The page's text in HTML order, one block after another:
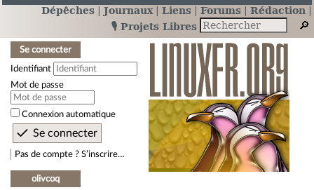
Dépêches Journaux Liens Forums
Rédaction
🎙️ Projets Libres
Se connecter
Identifiant
Mot de passe
Connexion automatique
Pas de compte ? S’inscrire…
olivcoq